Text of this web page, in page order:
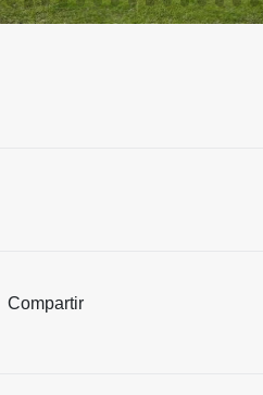
Compartir